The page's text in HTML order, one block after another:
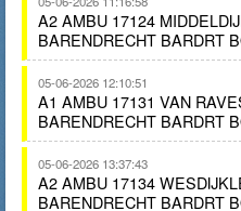
A2 AMBU 17124
BARENDRECHT BARDRT
05-06-2026 12:10:51
A1 AMBU 17131 VAN
BARENDRECHT BARDRT
05-06-2026 13:37:43
A2 AMBU 17134
BARENDRECHT BARDRT